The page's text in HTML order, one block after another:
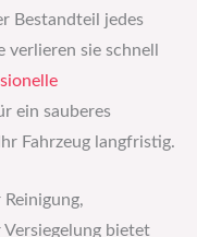
Bestandteil jedes
verlieren sie schnell
ein sauberes
Fahrzeug langfristig.
bietet